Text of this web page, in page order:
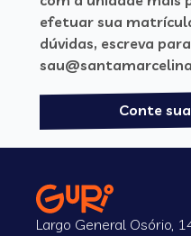
efetuar sua
dúvidas, escreva para
Conte
Largo General Osório,